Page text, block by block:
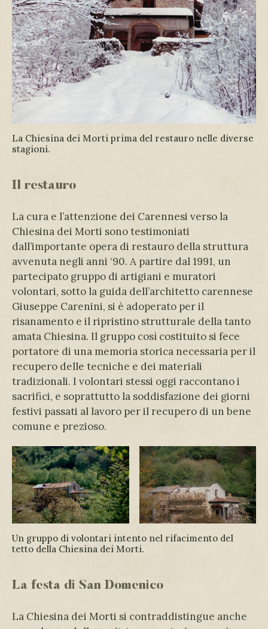
La Chiesina dei Morti prima del restauro nelle diverse
stagioni.
Il restauro
La cura e l’attenzione dei Carennesi verso la
Chiesina dei Morti sono testimoniati
dall’importante opera di restauro della struttura
avvenuta negli anni ‘90. A partire dal 1991, un
partecipato gruppo di artigiani e muratori
volontari, sotto la guida dell’architetto carennese
Giuseppe Carenini, si è adoperato per il
risanamento e il ripristino strutturale della tanto
amata Chiesina. Il gruppo così costituito si fece
portatore di una memoria storica necessaria per il
recupero delle tecniche e dei materiali
tradizionali. I volontari stessi oggi raccontano i
sacrifici, e soprattutto la soddisfazione dei giorni
festivi passati al lavoro per il recupero di un bene
comune e prezioso.
Un gruppo di volontari intento nel rifacimento del
tetto della Chiesina dei Morti.
La festa di San Domenico
La Chiesina dei Morti si contraddistingue anche